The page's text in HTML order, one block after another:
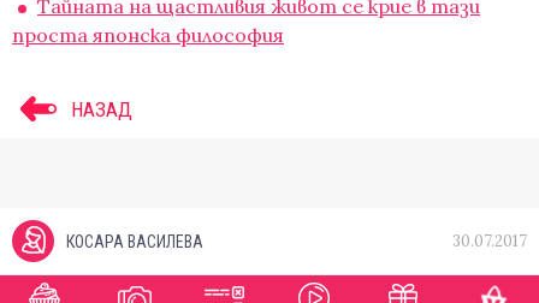
Тайната на щастливия живот се крие в тази
проста японска философия
НАЗАД
КОСАРА ВАСИЛЕВА 30.07.2017